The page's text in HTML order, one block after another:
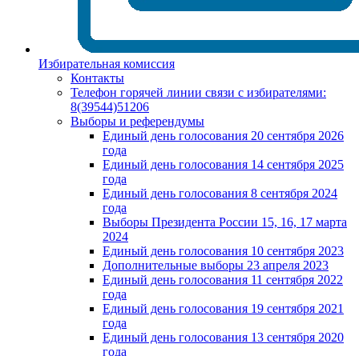
Избирательная комиссия
Контакты
Телефон горячей линии связи с избирателями:
8(39544)51206
Выборы и референдумы
Единый день голосования 20 сентября 2026
года
Единый день голосования 14 сентября 2025
года
Единый день голосования 8 сентября 2024
года
Выборы Президента России 15, 16, 17 марта
2024
Единый день голосования 10 сентября 2023
Дополнительные выборы 23 апреля 2023
Единый день голосования 11 сентября 2022
года
Единый день голосования 19 сентября 2021
года
Единый день голосования 13 сентября 2020
года